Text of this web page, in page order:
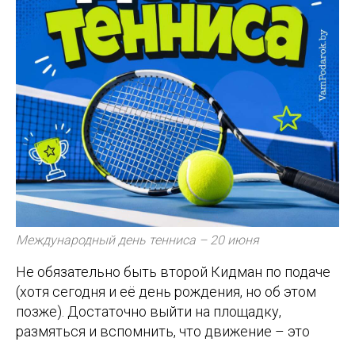
Международный день тенниса – 20 июня
Не обязательно быть второй Кидман по подаче
(хотя сегодня и её день рождения, но об этом
позже). Достаточно выйти на площадку,
размяться и вспомнить, что движение – это